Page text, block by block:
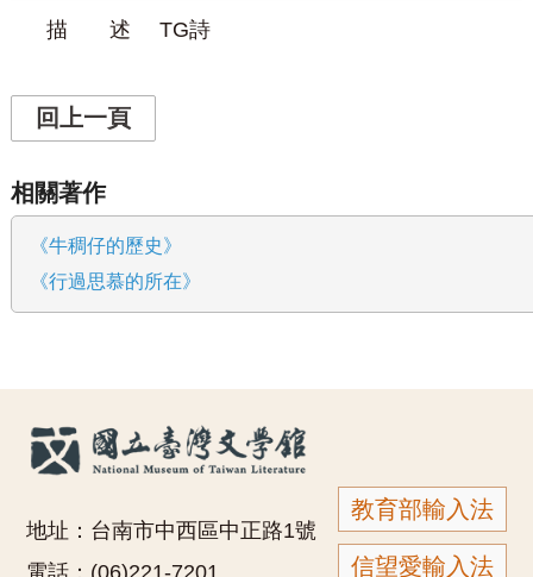
描 述 TG詩
回上一頁
相關著作
《牛稠仔的歷史》
《行過思慕的所在》
教育部輸入法
信望愛輸入法
地址：台南市中西區中正路1號